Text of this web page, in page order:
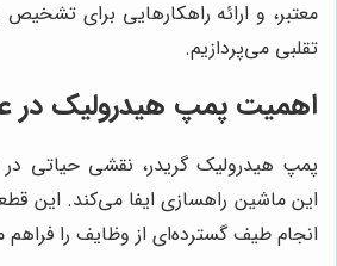
معتبر، و ارائه راهکارهایی برای
تقلبی می‌پردازیم.
اهمیت پمپ هیدرولیک در
پمپ هیدرولیک گریدر، نقشی حیاتی
این ماشین راهسازی ایفا می‌کند. این
انجام طیف گسترده‌ای از وظایف را فراهم